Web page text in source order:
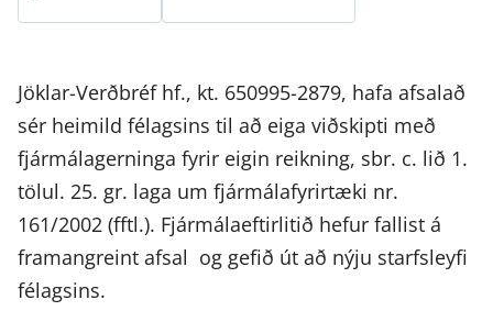
Jöklar-Verðbréf hf., kt. 650995-2879, hafa afsalað
sér heimild félagsins til að eiga viðskipti með
fjármálagerninga fyrir eigin reikning, sbr. c. lið 1.
tölul. 25. gr. laga um fjármálafyrirtæki nr.
161/2002 (fftl.). Fjármálaeftirlitið hefur fallist á
framangreint afsal og gefið út að nýju starfsleyfi
félagsins.